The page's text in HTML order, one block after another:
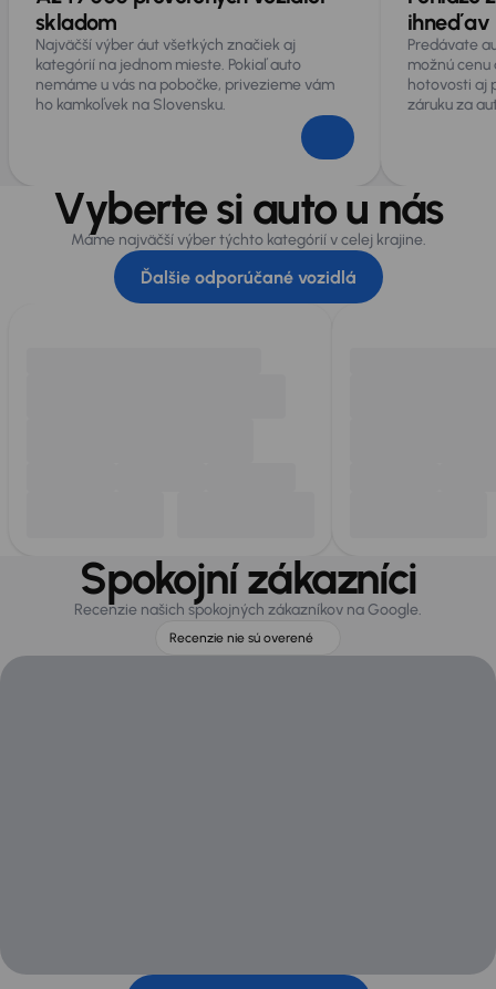
skladom
Najväčší výber áut všetkých značiek aj
kategórií na jednom mieste. Pokiaľ auto
nemáme u vás na pobočke, privezieme vám
ho kamkoľvek na Slovensku.
ihneď av
Predávate
možnú
hotovosti aj
záruku za
Vyberte si auto u nás
Máme najväčší výber týchto kategórií v celej krajine.
Ďalšie odporúčané vozidlá
Spokojní zákazníci
Recenzie našich spokojných zákazníkov na Google.
Recenzie nie sú overené